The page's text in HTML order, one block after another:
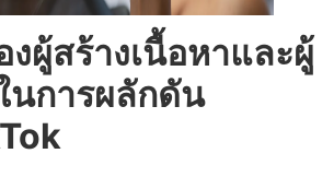
ผู้สร้างเนื้อหาและผู้
นการผลักดัน